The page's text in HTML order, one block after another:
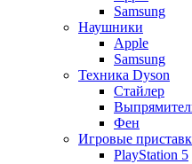
Samsung
Наушники
Apple
Samsung
Техника Dyson
Стайлер
Фен
Игровые
PlayStation 5